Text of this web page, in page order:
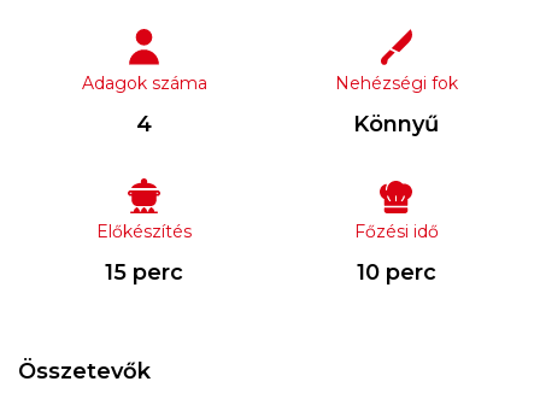
Adagok száma
4
Nehézségi fok
Könnyű
Előkészítés
15 perc
Főzési idő
10 perc
Összetevők